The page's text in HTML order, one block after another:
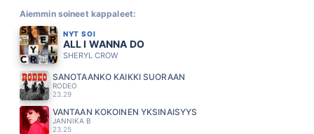
Aiemmin soineet kappaleet:
NYT SOI
ALL I WANNA DO
SHERYL CROW
SANOTAANKO KAIKKI SUORAAN
RODEO
23.29
VANTAAN KOKOINEN YKSINÄISYYS
JANNIKA B
23.25